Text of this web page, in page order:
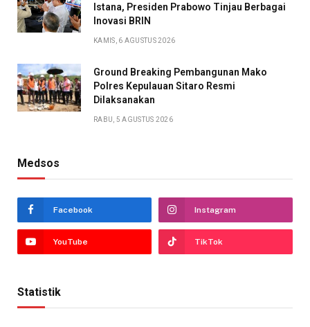
Istana, Presiden Prabowo Tinjau Berbagai
Inovasi BRIN
KAMIS, 6 AGUSTUS 2026
Ground Breaking Pembangunan Mako
Polres Kepulauan Sitaro Resmi
Dilaksanakan
RABU, 5 AGUSTUS 2026
Medsos
Facebook Instagram
YouTube TikTok
Statistik